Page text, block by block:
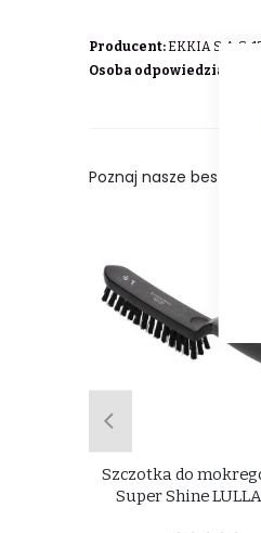
Producent: EKKIA S.A.S,
Osoba odpowiedzialna w
Poznaj nasze
Szczotka do
Super Shine